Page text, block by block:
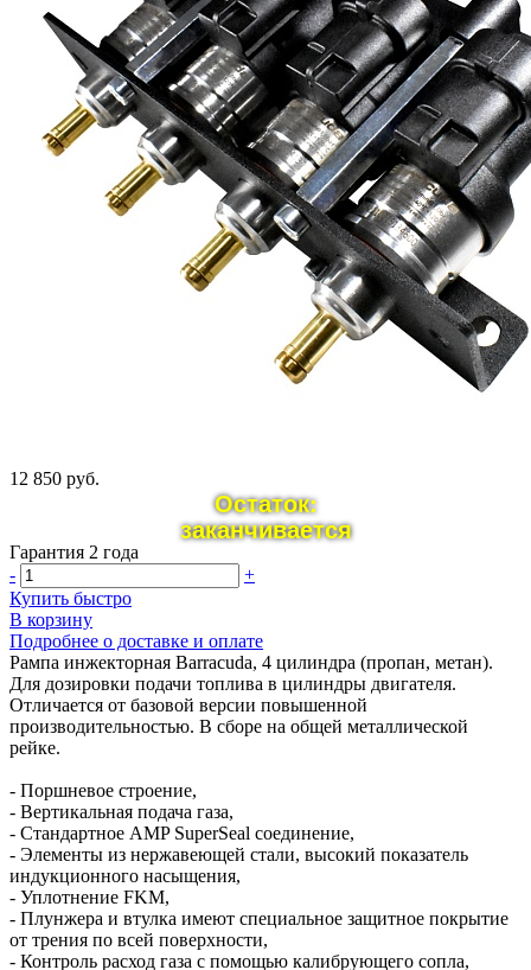
12 850 руб.
Остаток:
заканчивается
Гарантия 2 года
-
+
Купить быстро
В корзину
Подробнее о доставке и оплате
Рампа инжекторная Barracuda, 4 цилиндра (пропан, метан).
Для дозировки подачи топлива в цилиндры двигателя.
Отличается от базовой версии повышенной
производительностью. В сборе на общей металлической
рейке.
- Поршневое строение,
- Вертикальная подача газа,
- Стандартное AMP SuperSeal соединение,
- Элементы из нержавеющей стали, высокий показатель
индукционного насыщения,
- Уплотнение FKM,
- Плунжера и втулка имеют специальное защитное покрытие
от трения по всей поверхности,
- Контроль расход газа с помощью калибрующего сопла,